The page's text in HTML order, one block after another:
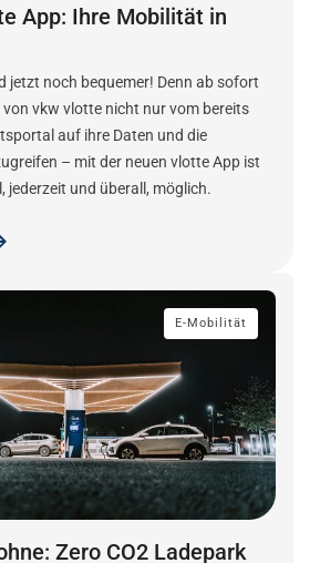
App: Ihre Mobilität in
jetzt noch bequemer! Denn ab sofort
von vkw vlotte nicht nur vom bereits
auf ihre Daten und die
– mit der neuen vlotte App ist
jederzeit und überall, möglich.
Zero CO2 Ladepark
E-Mobilität